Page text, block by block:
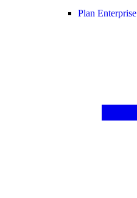
Plan Enterprise